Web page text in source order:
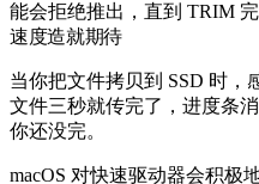
能会拒绝推出，直到 TRIM 完
速度造就期待
当你把文件拷贝到 SSD 时，
文件三秒就传完了，进度条
你还没完。
macOS 对快速驱动器会积极